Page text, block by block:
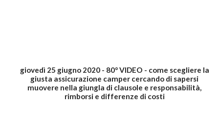
giovedì 25 giugno 2020 - 80° VIDEO - come scegliere la
giusta assicurazione camper cercando di sapersi
muovere nella giungla di clausole e responsabilità,
rimborsi e differenze di costi